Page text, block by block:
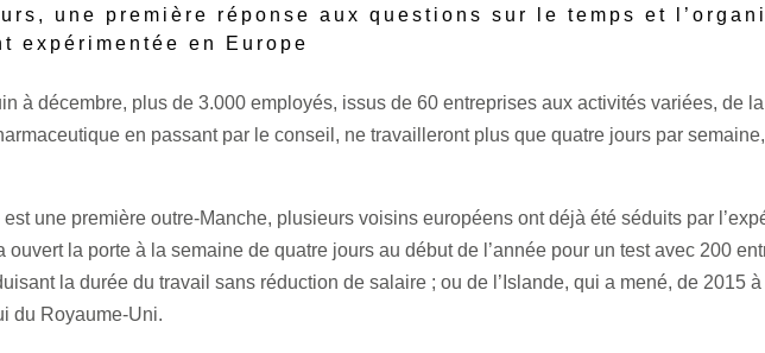
une première réponse aux questions sur le temps et
expérimentée en Europe
à décembre, plus de 3.000 employés, issus de 60 entreprises aux activités variées, de la
en passant par le conseil, ne travailleront plus que quatre jours par
une première outre-Manche, plusieurs voisins européens ont déjà été séduits par
ouvert la porte à la semaine de quatre jours au début de l’année pour un test avec 200
la durée du travail sans réduction de salaire ; ou de l’Islande, qui a mené, de 2015
du Royaume-Uni.